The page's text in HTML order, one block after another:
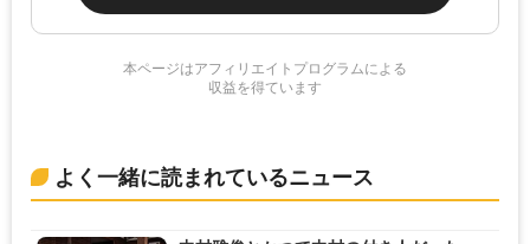
本ページはアフィリエイトプログラムによる
収益を得ています
よく一緒に読まれているニュース